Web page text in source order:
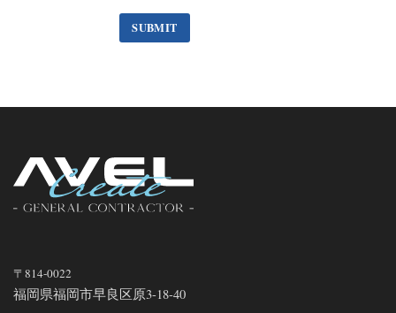
〒814-0022
福岡県福岡市早良区原3-18-40